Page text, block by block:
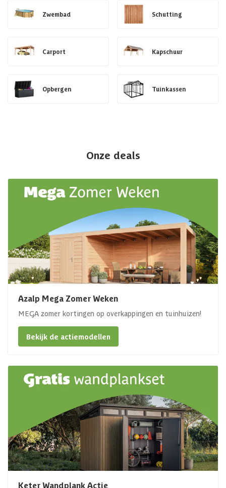
Zwembad Schutting
Carport Kapschuur
Opbergen Tuinkassen
Onze deals
Azalp Mega Zomer Weken
MEGA zomer kortingen op overkappingen en tuinhuizen!
Bekijk de actiemodellen
Keter Wandplank Actie